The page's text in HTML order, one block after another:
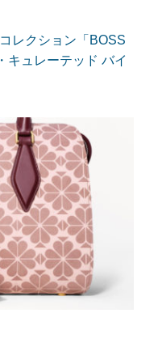
レクション「BOSS
キュレーテッド バイ